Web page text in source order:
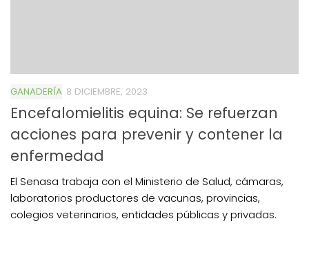
GANADERÍA 8 DICIEMBRE, 2023
Encefalomielitis equina: Se refuerzan
acciones para prevenir y contener la
enfermedad
El Senasa trabaja con el Ministerio de Salud, cámaras,
laboratorios productores de vacunas, provincias,
colegios veterinarios, entidades públicas y privadas.